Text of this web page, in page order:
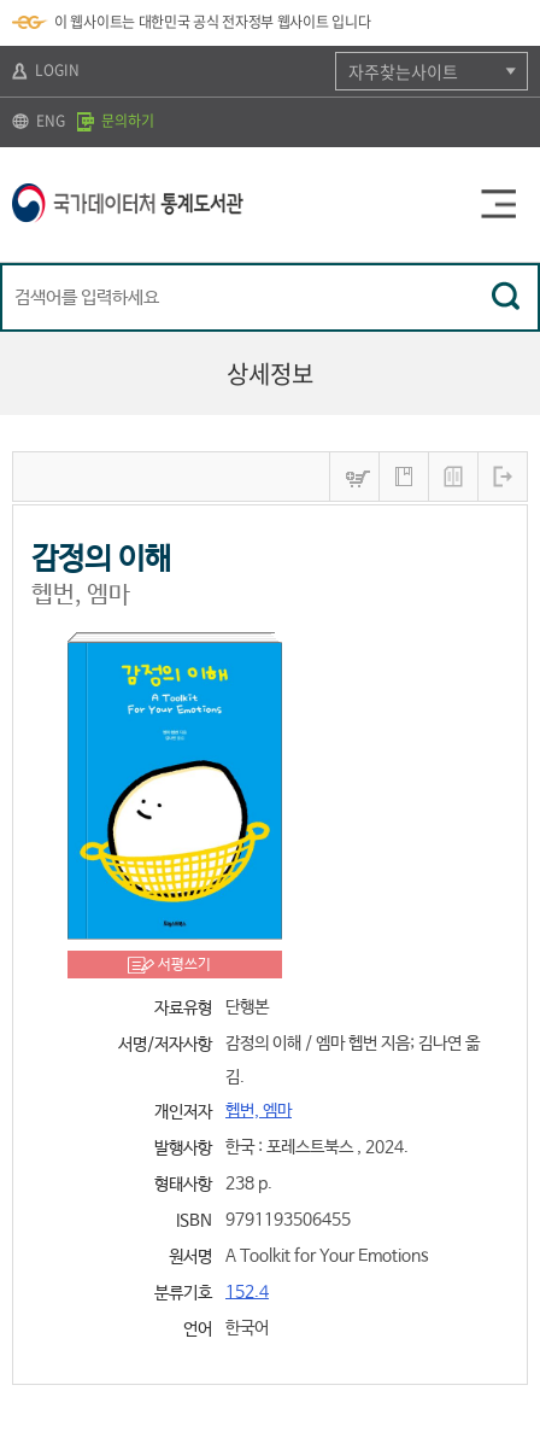
바
로
기
가
기
k
t
)
바
로
기
보
바
가
기
이 웹사이트는 대한민국 공식 전자정부 웹사이트 입니다
LOGIN
ENG 문의하기
자주찾는사이트
상세정보
감정의 이해
헵번, 엠마
서평쓰기
자료유형
단행본
서명/저자사항
감정의 이해 / 엠마 헵번 지음; 김나연 옮
김.
개인저자
헵번, 엠마
발행사항
한국 : 포레스트북스 , 2024.
형태사항
238 p.
ISBN
9791193506455
원서명
A Toolkit for Your Emotions
분류기호
152.4
언어
한국어